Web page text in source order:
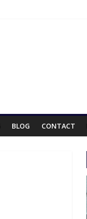
BLOG CONTACT